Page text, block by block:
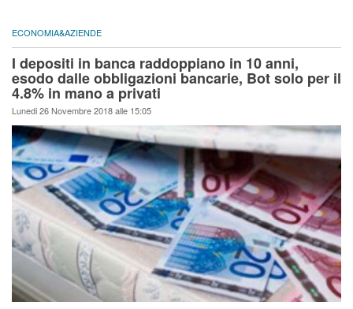
ECONOMIA&AZIENDE
I depositi in banca raddoppiano in 10 anni,
esodo dalle obbligazioni bancarie, Bot solo per il
4.8% in mano a privati
Lunedi 26 Novembre 2018 alle 15:05